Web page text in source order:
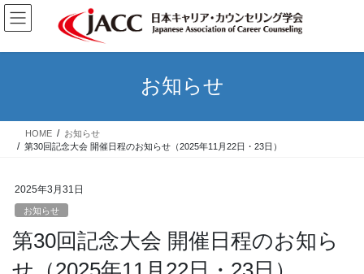
コ
ン
ナ
ビ
お知らせ
HOME
お知らせ
第30回記念大会 開催日程のお知らせ（2025年11月22日・23日）
2025年3月31日
お知らせ
第30回記念大会 開催日程のお知ら